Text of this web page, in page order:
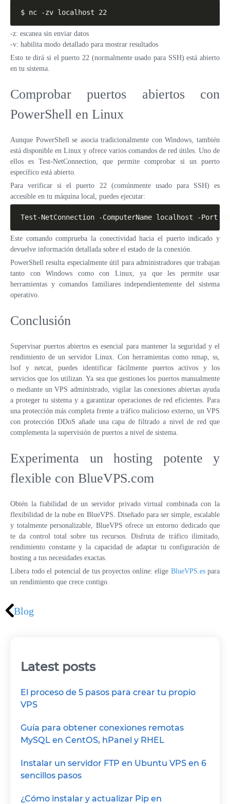
$ nc -zv localhost 22
-z: escanea sin enviar datos
-v: habilita modo detallado para mostrar resultados
Esto te dirá si el puerto 22 (normalmente usado para SSH) está abierto
en tu sistema.
Comprobar puertos abiertos con
PowerShell en Linux
Aunque PowerShell se asocia tradicionalmente con Windows, también
está disponible en Linux y ofrece varios comandos de red útiles. Uno de
ellos es Test-NetConnection, que permite comprobar si un puerto
específico está abierto.
Para verificar si el puerto 22 (comúnmente usado para SSH) es
accesible en tu máquina local, puedes ejecutar:
Test-NetConnection -ComputerName localhost -Port 22
Este comando comprueba la conectividad hacia el puerto indicado y
devuelve información detallada sobre el estado de la conexión.
PowerShell resulta especialmente útil para administradores que trabajan
tanto con Windows como con Linux, ya que les permite usar
herramientas y comandos familiares independientemente del sistema
operativo.
Conclusión
Supervisar puertos abiertos es esencial para mantener la seguridad y el
rendimiento de un servidor Linux. Con herramientas como nmap, ss,
lsof y netcat, puedes identificar fácilmente puertos activos y los
servicios que los utilizan. Ya sea que gestiones los puertos manualmente
o mediante un VPS administrado, vigilar las conexiones abiertas ayuda
a proteger tu sistema y a garantizar operaciones de red eficientes. Para
una protección más completa frente a tráfico malicioso externo, un VPS
con protección DDoS añade una capa de filtrado a nivel de red que
complementa la supervisión de puertos a nivel de sistema.
Experimenta un hosting potente y
flexible con BlueVPS.com
Obtén la fiabilidad de un servidor privado virtual combinada con la
flexibilidad de la nube en BlueVPS. Diseñado para ser simple, escalable
y totalmente personalizable, BlueVPS ofrece un entorno dedicado que
te da control total sobre tus recursos. Disfruta de tráfico ilimitado,
rendimiento constante y la capacidad de adaptar tu configuración de
hosting a tus necesidades exactas.
Libera todo el potencial de tus proyectos online: elige BlueVPS.espara
un rendimiento que crece contigo.
Blog
Latest posts
El proceso de 5 pasos para crear tu propio
VPS
Guía para obtener conexiones remotas
MySQL en CentOS, hPanel y RHEL
Instalar un servidor FTP en Ubuntu VPS en 6
sencillos pasos
¿Cómo instalar y actualizar Pip en